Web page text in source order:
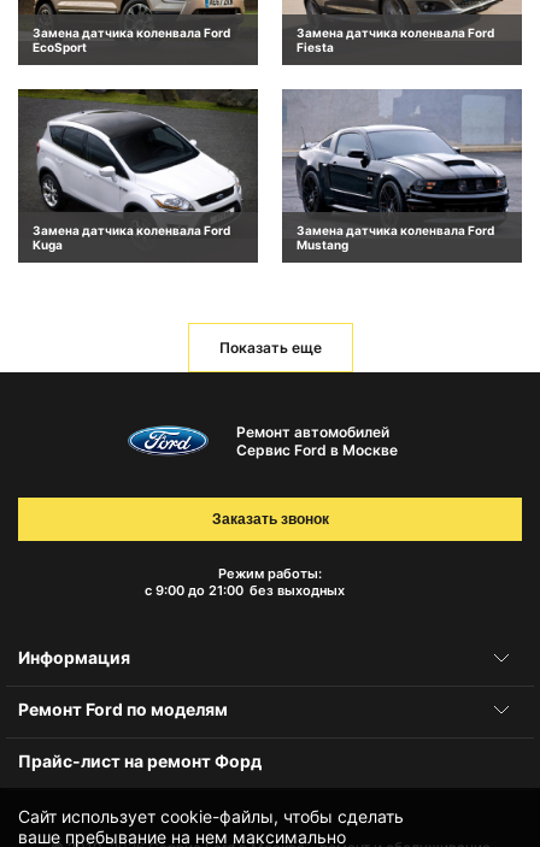
Замена датчика коленвала Ford
EcoSport
Замена датчика коленвала Ford
Fiesta
Замена датчика коленвала Ford
Kuga
Замена датчика коленвала Ford
Mustang
Показать еще
Сайт использует cookie-файлы, чтобы сделать
ваше пребывание на нем максимально
Ремонт автомобилей
Сервис Ford в Москве
Режим работы:
с 9:00 до 21:00 без выходных
Заказать звонок
Информация
Ремонт Ford по моделям
Прайс-лист на ремонт Форд